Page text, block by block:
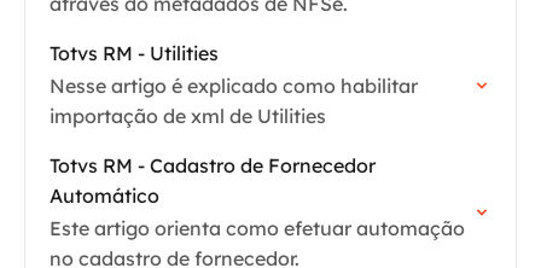
Totvs RM - Utilities
Nesse artigo é explicado como habilitar
importação de xml de Utilities
Totvs RM - Cadastro de Fornecedor
Automático
Este artigo orienta como efetuar automação
no cadastro de fornecedor.